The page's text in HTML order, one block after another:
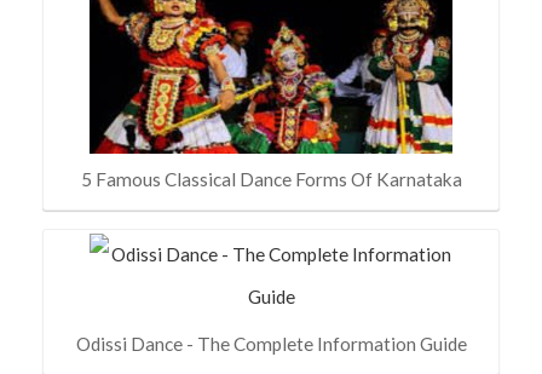
5 Famous Classical Dance Forms Of Karnataka
Odissi Dance - The Complete Information Guide